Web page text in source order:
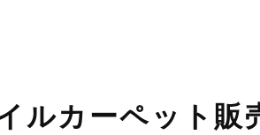
ルカーペット販